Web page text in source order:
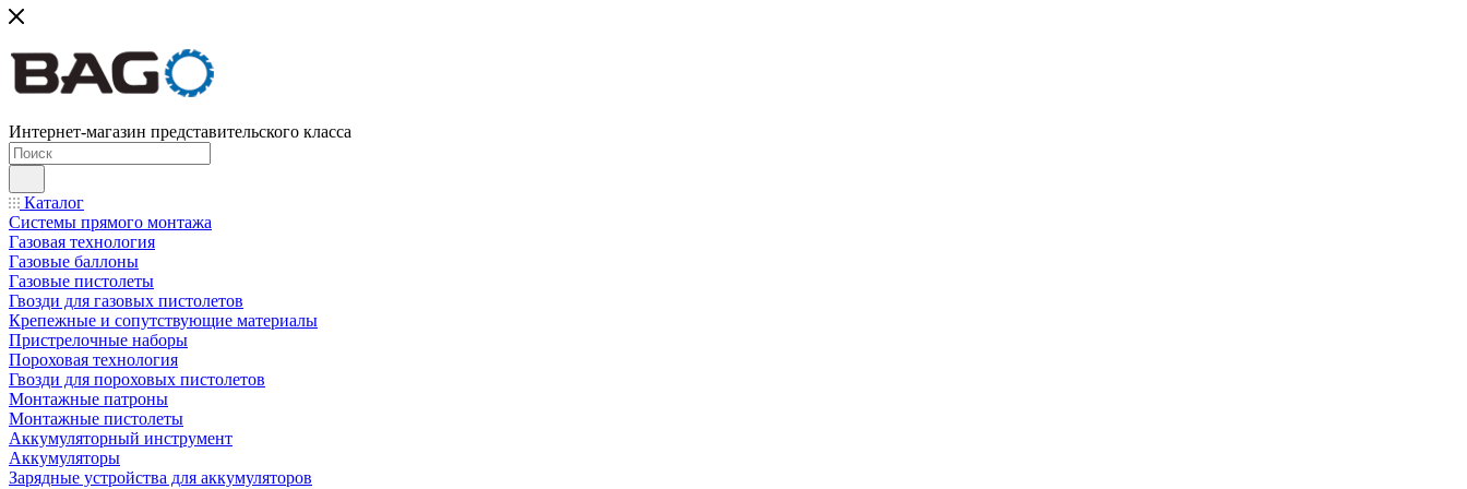
Интернет-магазин представительского класса
Каталог
Системы прямого монтажа
Газовая технология
Газовые баллоны
Газовые пистолеты
Гвозди для газовых пистолетов
Крепежные и сопутствующие материалы
Пристрелочные наборы
Пороховая технология
Гвозди для пороховых пистолетов
Монтажные патроны
Монтажные пистолеты
Аккумуляторный инструмент
Аккумуляторы
Зарядные устройства для аккумуляторов